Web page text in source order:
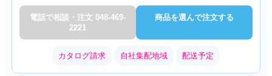
電話で相談・注文 048-469-
2221
商品を選んで注文する
カタログ請求 自社集配地域 配送予定